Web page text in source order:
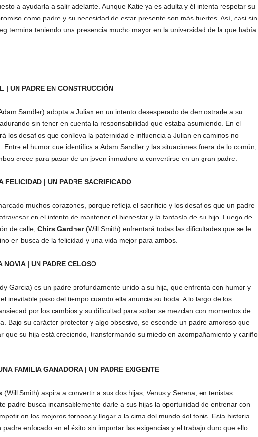
a ayudarla a salir adelante. Aunque Katie ya es adulta y él intenta respetar su
como padre y su necesidad de estar presente son más fuertes. Así, casi sin
termina teniendo una presencia mucho mayor en la universidad de la que había
| UN PADRE EN CONSTRUCCIÓN
Sandler) adopta a Julian en un intento desesperado de demostrarle a su
sin tener en cuenta la responsabilidad que estaba asumiendo. En el
los desafíos que conlleva la paternidad e influencia a Julian en caminos no
Entre el humor que identifica a Adam Sandler y las situaciones fuera de lo común,
crece para pasar de un joven inmaduro a convertirse en un gran padre.
FELICIDAD | UN PADRE SACRIFICADO
muchos corazones, porque refleja el sacrificio y los desafíos que un padre
en el intento de mantener el bienestar y la fantasía de su hijo. Luego de
de calle, Chirs Gardner(Will Smith) enfrentará todas las dificultades que se le
en busca de la felicidad y una vida mejor para ambos.
NOVIA | UN PADRE CELOSO
Garcia) es un padre profundamente unido a su hija, que enfrenta con humor y
inevitable paso del tiempo cuando ella anuncia su boda. A lo largo de los
por los cambios y su dificultad para soltar se mezclan con momentos de
Bajo su carácter protector y algo obsesivo, se esconde un padre amoroso que
que su hija está creciendo, transformando su miedo en acompañamiento y cariño
FAMILIA GANADORA | UN PADRE EXIGENTE
(Will Smith) aspira a convertir a sus dos hijas, Venus y Serena, en tenistas
padre busca incansablemente darle a sus hijas la oportunidad de entrenar con
en los mejores torneos y llegar a la cima del mundo del tenis. Esta historia
padre enfocado en el éxito sin importar las exigencias y el trabajo duro que ello